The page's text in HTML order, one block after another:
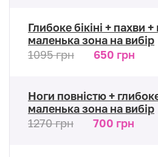
Глибоке бікіні + пахви +
маленька зона на вибір
1095 грн
650 грн
Ноги повністю + глибоке
маленька зона на вибір
1270 грн
700 грн